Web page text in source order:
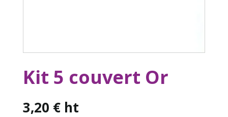
Kit 5 couvert Or
3,20 € ht